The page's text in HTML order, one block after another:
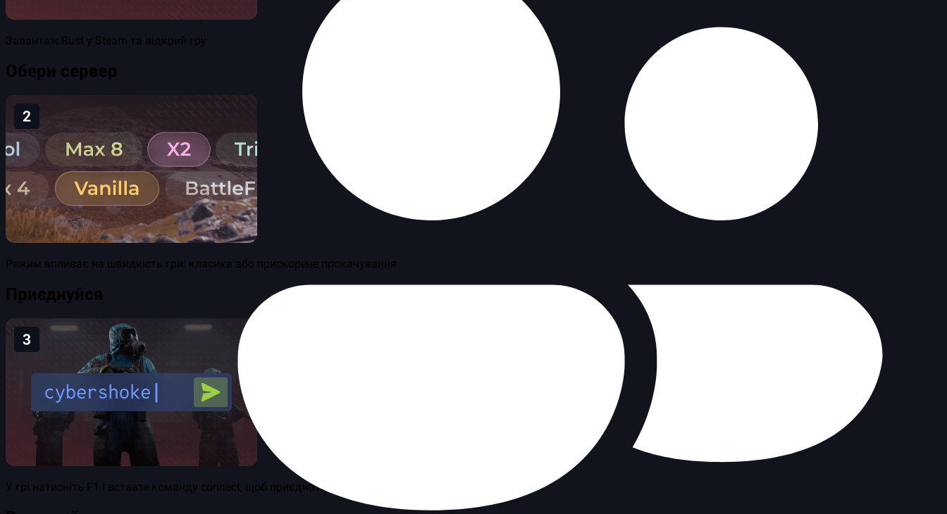
Завантаж Rust у Steam та відкрий гру
Обери сервер
Режим впливає на швидкість гри: класика або прискорене прокачування
Приєднуйся
У грі натисніть F1 і вставте команду connect, щоб приєднатися до сервера